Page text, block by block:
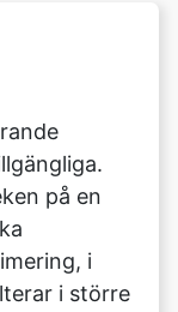
i
i större
Det är
bilder för